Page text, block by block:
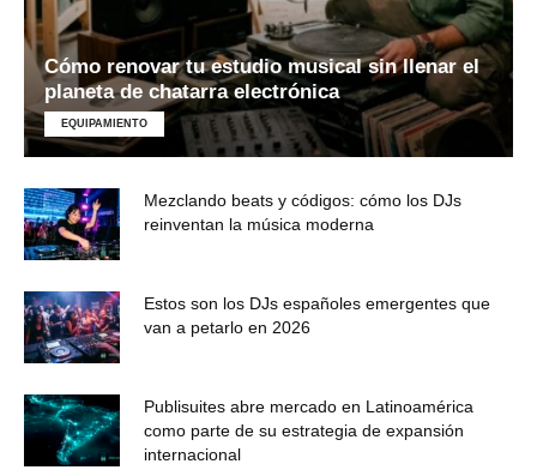
Cómo renovar tu estudio musical sin llenar el
planeta de chatarra electrónica
EQUIPAMIENTO
Mezclando beats y códigos: cómo los DJs
reinventan la música moderna
Estos son los DJs españoles emergentes que
van a petarlo en 2026
Publisuites abre mercado en Latinoamérica
como parte de su estrategia de expansión
internacional